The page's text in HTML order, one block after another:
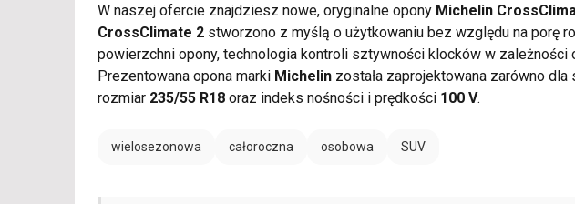
W naszej ofercie znajdziesz nowe, oryginalne opony Michelin
CrossClimate 2 stworzono z myślą o użytkowaniu bez względu na porę
powierzchni opony, technologia kontroli sztywności klocków w zależności
Prezentowana opona marki Michelin została zaprojektowana zarówno
rozmiar 235/55 R18 oraz indeks nośności i prędkości 100 V.
wielosezonowa całoroczna osobowa SUV